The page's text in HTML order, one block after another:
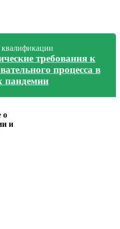
требования к
процесса в
пандемии
о
и